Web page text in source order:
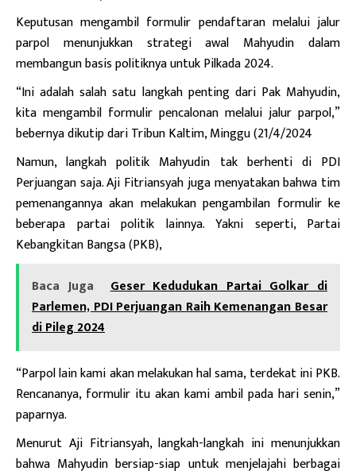
Keputusan mengambil formulir pendaftaran melalui jalur
parpol menunjukkan strategi awal Mahyudin dalam
membangun basis politiknya untuk Pilkada 2024.
“Ini adalah salah satu langkah penting dari Pak Mahyudin,
kita mengambil formulir pencalonan melalui jalur parpol,”
bebernya dikutip dari Tribun Kaltim, Minggu (21/4/2024
Namun, langkah politik Mahyudin tak berhenti di PDI
Perjuangan saja. Aji Fitriansyah juga menyatakan bahwa tim
pemenangannya akan melakukan pengambilan formulir ke
beberapa partai politik lainnya. Yakni seperti, Partai
Kebangkitan Bangsa (PKB),
Baca Juga
Geser Kedudukan Partai Golkar di
Parlemen, PDI Perjuangan Raih Kemenangan Besar
di Pileg 2024
“Parpol lain kami akan melakukan hal sama, terdekat ini PKB.
Rencananya, formulir itu akan kami ambil pada hari senin,”
paparnya.
Menurut Aji Fitriansyah, langkah-langkah ini menunjukkan
bahwa Mahyudin bersiap-siap untuk menjelajahi berbagai